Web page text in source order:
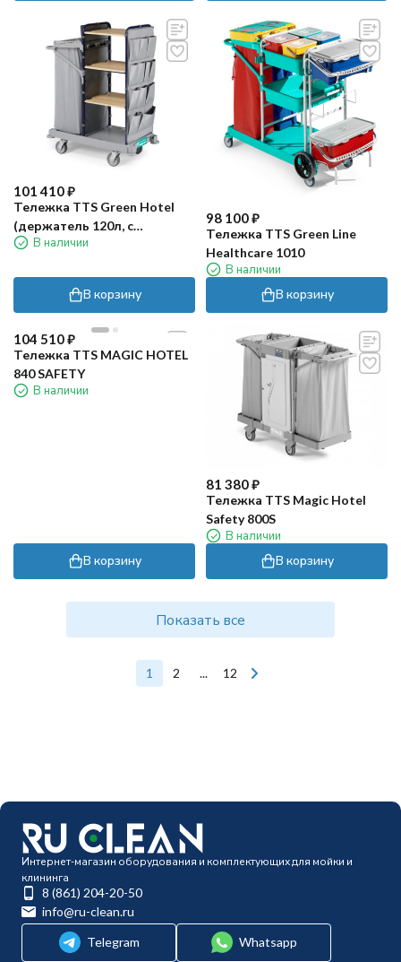
101 410₽
Тележка TTS Green Hotel
(держатель 120л, с
карманами, без мешка)
В наличии
В корзину
98 100₽
Тележка TTS Green Line
Healthcare 1010
В наличии
В корзину
104 510₽
Тележка TTS MAGIC HOTEL
840 SAFETY
В наличии
В корзину
81 380₽
Тележка TTS Magic Hotel
Safety 800S
В наличии
В корзину
Показать все
1 2 ... 12
Интернет-магазин оборудования и комплектующих для мойки и
клининга
8 (861) 204-20-50
info@ru-clean.ru
Telegram
Whatsapp